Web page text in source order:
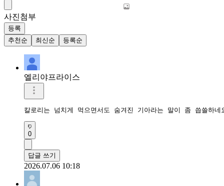
사진첨부
등록
추천순
최신순 등록순
엘리야프라이스
칼로리는 넘치게 먹으면서도 숨겨진 기아라는 말이 좀 씁쓸하
0
답글 쓰기
2026.07.06 10:18